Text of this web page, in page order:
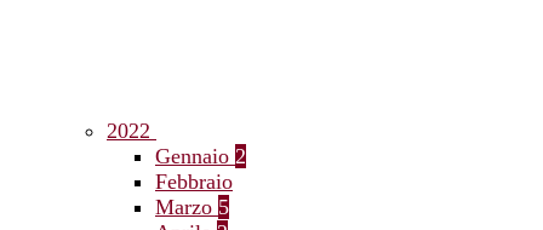
2022
Gennaio 2
Febbraio
Marzo 5